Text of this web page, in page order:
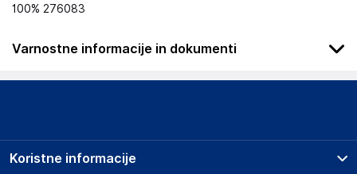
100% 276083
Varnostne informacije in dokumenti
Varovalka za posteljo ni priporočljiva za otroke, mlajše od 18
varovalka primerna.
Koristne informacije